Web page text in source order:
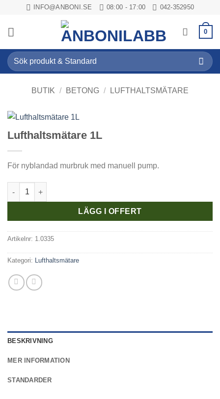
content
INFO@ANBONI.SE 08:00 - 17:00 042-352950
0
Sök
efter:
BUTIK / BETONG / LUFTHALTSMÄTARE
Lufthaltsmätare 1L
För nyblandad murbruk med manuell pump.
Lufthaltsmätare 1L mängd
LÄGG I OFFERT
Artikelnr: 1.0335
Kategori: Lufthaltsmätare
BESKRIVNING
MER INFORMATION
STANDARDER